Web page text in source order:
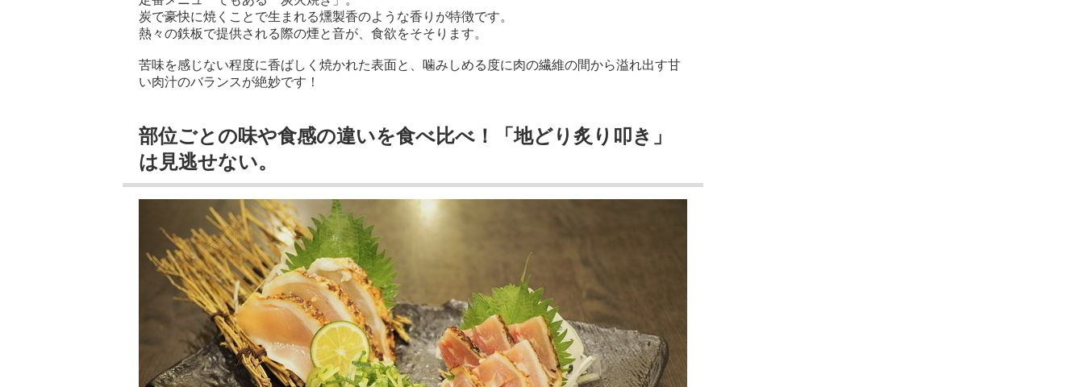
炭で豪快に焼くことで生まれる燻製香のような香りが特徴です。
熱々の鉄板で提供される際の煙と音が、食欲をそそります。
苦味を感じない程度に香ばしく焼かれた表面と、噛みしめる度に肉の繊維の間から溢れ出す甘
い肉汁のバランスが絶妙です！
部位ごとの味や食感の違いを食べ比べ！「地どり炙り叩き」
は見逃せない。